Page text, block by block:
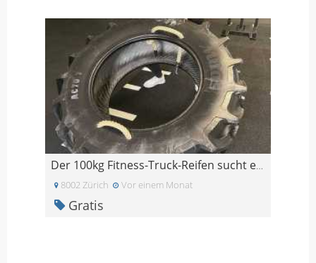
Der 100kg Fitness-Truck-Reifen sucht ein neues Zuh
8002 Zürich Vor einem Monat
Gratis